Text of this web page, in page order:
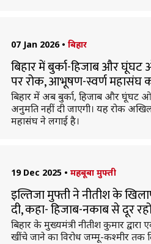
07 Jan 2026 • बिहार
बिहार में बुर्का-हिजाब और
पर रोक, आभूषण-स्वर्ण महासंघ
बिहार में अब बुर्का, हिजाब और घूंघट
अनुमति नहीं दी जाएगी। यह रोक
महासंघ ने लगाई है।
19 Dec 2025 • महबूबा मुफ्ती
इल्तिजा मुफ्ती ने नीतीश के
दी, कहा- हिजाब-नकाब से दूर
बिहार के मुख्यमंत्री नीतीश कुमार
खींचे जाने का विरोध जम्मू-कश्मीर तक